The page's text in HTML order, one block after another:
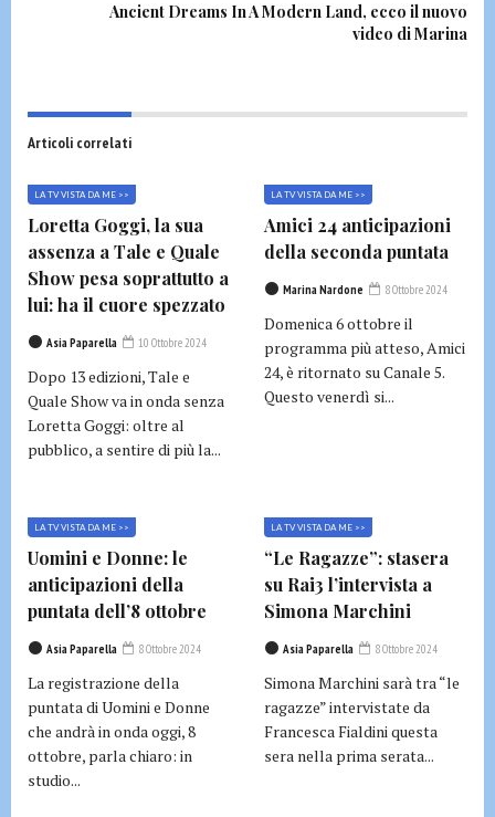
Ancient Dreams In A Modern Land, ecco il nuovo
video di Marina
Articoli correlati
LA TV VISTA DA ME >>
Loretta Goggi, la sua
assenza a Tale e Quale
Show pesa soprattutto a
lui: ha il cuore spezzato
Asia Paparella 10 Ottobre 2024
Dopo 13 edizioni, Tale e
Quale Show va in onda senza
Loretta Goggi: oltre al
pubblico, a sentire di più la...
LA TV VISTA DA ME >>
Amici 24 anticipazioni
della seconda puntata
Marina Nardone 8 Ottobre 2024
Domenica 6 ottobre il
programma più atteso, Amici
24, è ritornato su Canale 5.
Questo venerdì si...
LA TV VISTA DA ME >>
Uomini e Donne: le
anticipazioni della
puntata dell’8 ottobre
Asia Paparella 8 Ottobre 2024
La registrazione della
puntata di Uomini e Donne
che andrà in onda oggi, 8
ottobre, parla chiaro: in
studio...
LA TV VISTA DA ME >>
“Le Ragazze”: stasera
su Rai3 l’intervista a
Simona Marchini
Asia Paparella 8 Ottobre 2024
Simona Marchini sarà tra “le
ragazze” intervistate da
Francesca Fialdini questa
sera nella prima serata...